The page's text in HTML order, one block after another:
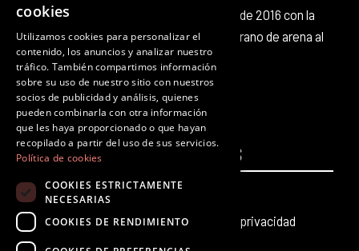
Octubre Producciones nace en octubre de 2016 con la
intención de aportar nuestro pequeño grano de arena al
panorama cultural existente.
F
a
c
e
b
o
k
T
w
i
t
t
r
I
n
s
t
a
r
m
Y
o
u
t
u
e
L
i
n
k
e
i
T
k
o
PÁGINAS
Inicio
Producciones teatrales
LEGALES
Aviso legal
Política de privacidad
cookies
Utilizamos cookies para personalizar el
contenido, los anuncios y analizar nuestro
tráfico. También compartimos información
sobre su uso de nuestro sitio con nuestros
socios de publicidad y análisis, quienes
pueden combinarla con otra información
que les haya proporcionado o que hayan
recopilado a partir del uso de sus servicios.
Política de cookies
COOKIES ESTRICTAMENTE
NECESARIAS
COOKIES DE RENDIMIENTO